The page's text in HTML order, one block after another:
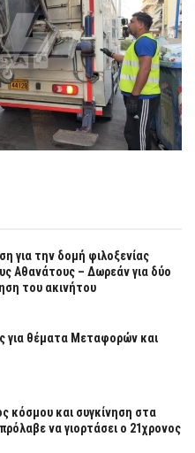
για την δομή φιλοξενίας
Αθανάτους – Δωρεάν για δύο
του ακινήτου
για θέματα Μεταφορών και
κόσμου και συγκίνηση στα
να γιορτάσει ο 21χρονος